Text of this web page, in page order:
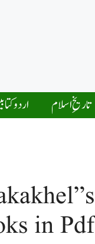
تاریخِ اسلام اردو
in Pdf